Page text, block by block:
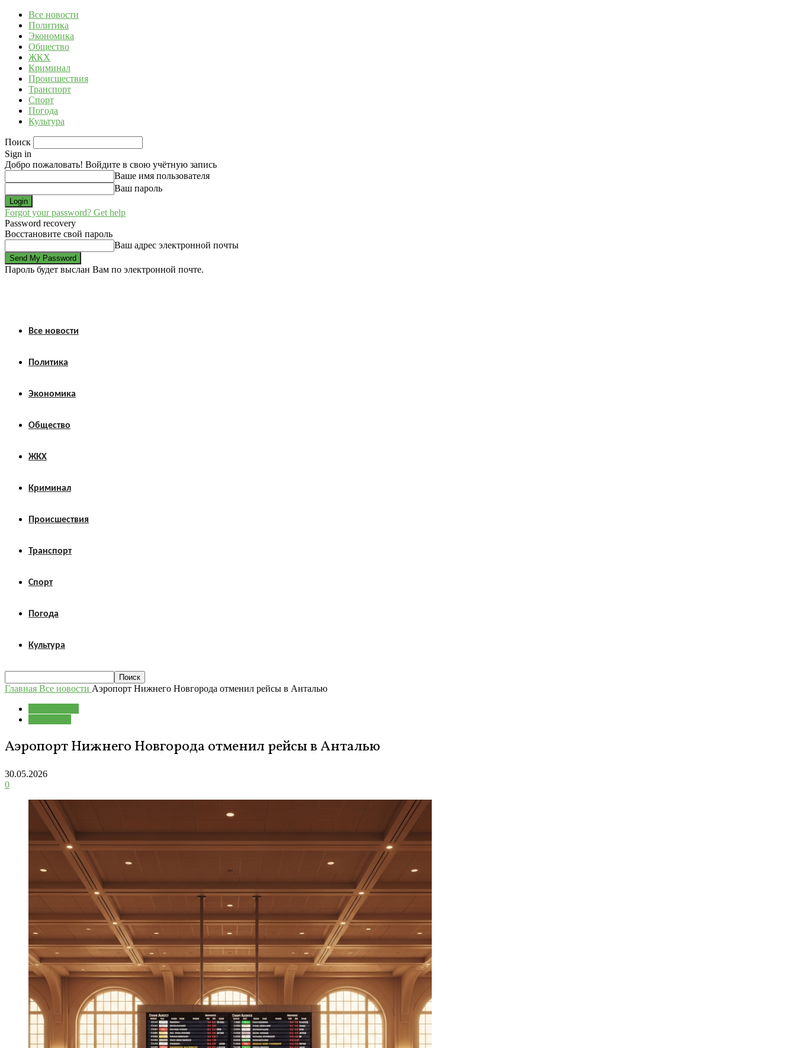
Все новости
Политика
Экономика
Общество
ЖКХ
Криминал
Происшествия
Транспорт
Спорт
Погода
Культура
Поиск
Sign in
Добро пожаловать! Войдите в свою учётную запись
Ваше имя пользователя
Ваш пароль
Forgot your password? Get help
Password recovery
Восстановите свой пароль
Ваш адрес электронной почты
Пароль будет выслан Вам по электронной почте.
Все новости
Политика
Экономика
Общество
ЖКХ
Криминал
Происшествия
Транспорт
Спорт
Погода
Культура
Главная Все новости Аэропорт Нижнего Новгорода отменил рейсы в Анталью
Аэропорт Нижнего Новгорода отменил рейсы в Анталью
30.05.2026
0